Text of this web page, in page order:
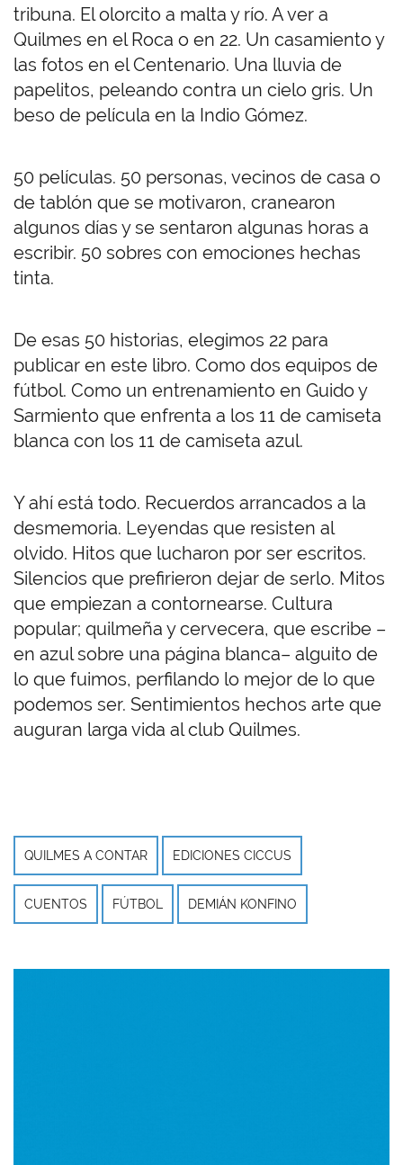
tribuna. El olorcito a malta y río. A ver a
Quilmes en el Roca o en 22. Un casamiento y
las fotos en el Centenario. Una lluvia de
papelitos, peleando contra un cielo gris. Un
beso de película en la Indio Gómez.
50 películas. 50 personas, vecinos de casa o
de tablón que se motivaron, cranearon
algunos días y se sentaron algunas horas a
escribir. 50 sobres con emociones hechas
tinta.
De esas 50 historias, elegimos 22 para
publicar en este libro. Como dos equipos de
fútbol. Como un entrenamiento en Guido y
Sarmiento que enfrenta a los 11 de camiseta
blanca con los 11 de camiseta azul.
Y ahí está todo. Recuerdos arrancados a la
desmemoria. Leyendas que resisten al
olvido. Hitos que lucharon por ser escritos.
Silencios que prefirieron dejar de serlo. Mitos
que empiezan a contornearse. Cultura
popular; quilmeña y cervecera, que escribe –
en azul sobre una página blanca– alguito de
lo que fuimos, perfilando lo mejor de lo que
podemos ser. Sentimientos hechos arte que
auguran larga vida al club Quilmes.
QUILMES A CONTAR EDICIONES CICCUS
CUENTOS FÚTBOL DEMIÁN KONFINO